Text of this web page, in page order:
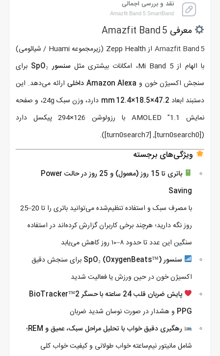
نقد و بررسی اجمالی
Amazfit Band 5 SmartBand
معرفی Amazfit Band 5
Amazfit Band 5
از Zepp Health (زیرمجموعه Huami / شیائومی)
با الهام از Mi Band 5، امکانات بیشتری مثل
سنسور SpO₂
برای
سنجش اکسیژن خون و Amazon Alexa داخلی
ارائه می‌دهد. این
دستبند ابعاد 47.2×18.5×12.4 mm
دارد، وزن سبک 24g، و صفحه
نمایش 1.1″ AMOLED با رزولوشن 126×294 پیکسل دارد
([turn0search0], [turn0search7]).
ویژگی‌های برجسته
باتری تا 15 روز (معمول) و 25 روز در حالت Power
Saving
با مصرف سبک و استفاده تنظیم‌شده می‌توانید باتری را تا 20–25
روز نگه دارید؛ هرچند برخی کاربران گزارش کرده‌اند در استفاده
سنگین این عدد تا حدود ۸–۱۰ روز کاهش می‌یابد
سنسور SpO₂ (OxygenBeats™)
برای سنجش دقیق
اکسیژن خون در حین ورزش یا فعالیت شدید
پایش ضربان قلب 24 ساعته با حسگر BioTracker™2
PPG و هشدار در صورت نوسان شدید ضربان
رهگیری دقیق خواب با تحلیل مراحل سبک، عمیق و REM
؛
شامل مانیتور نیم‌ساعته خواب طولانی و کیفیت خواب کلی